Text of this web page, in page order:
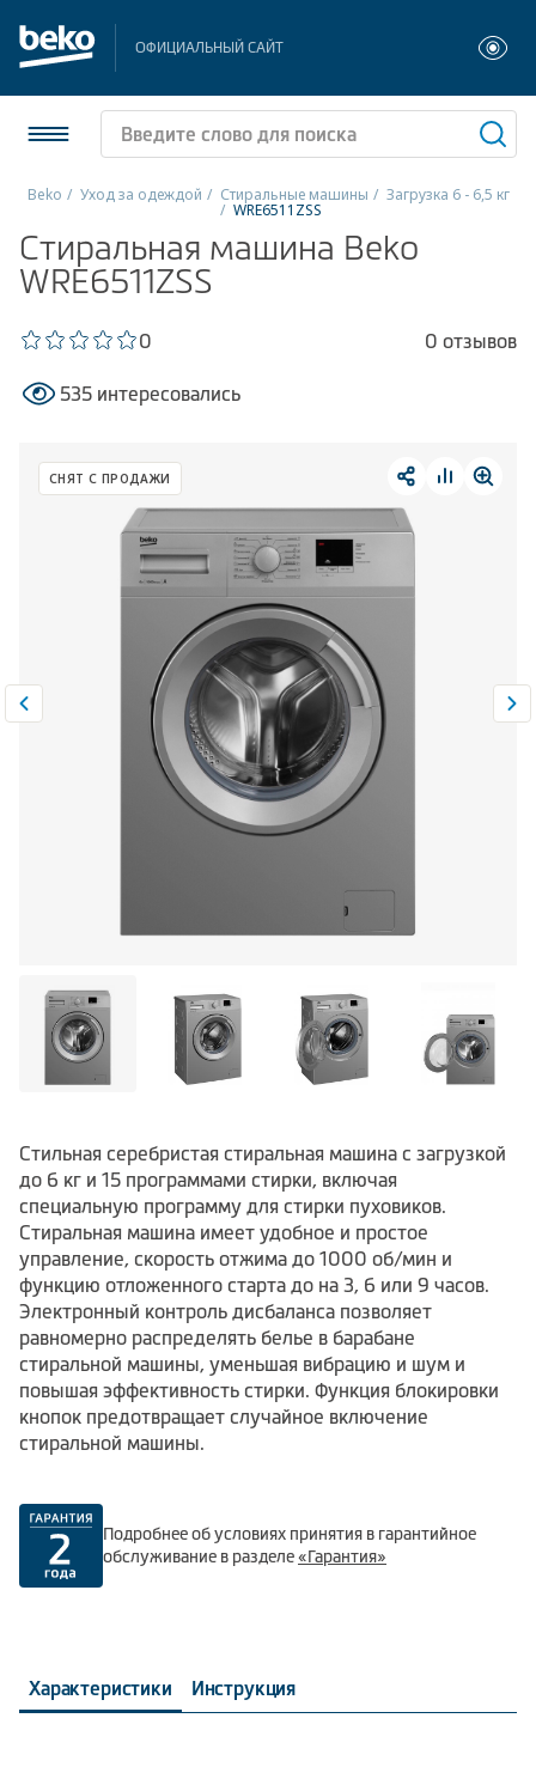
ОФИЦИАЛЬНЫЙ САЙТ
Холодильники и морозильники
Стиральные и сушильные машины
Посудомоечные машины
Плиты
Малая бытовая техника
Климатическая техника
Beko Уход за одеждой Стиральные машины Загрузка 6 - 6,5 кг
WRE6511ZSS
Стиральная машина Beko
WRE6511ZSS
0 0 отзывов
535 интересовались
СНЯТ С ПРОДАЖИ
Стильная серебристая стиральная машина с загрузкой
до 6 кг и 15 программами стирки, включая
специальную программу для стирки пуховиков.
Стиральная машина имеет удобное и простое
управление, скорость отжима до 1000 об/мин и
функцию отложенного старта до на 3, 6 или 9 часов.
Электронный контроль дисбаланса позволяет
равномерно распределять белье в барабане
стиральной машины, уменьшая вибрацию и шум и
повышая эффективность стирки. Функция блокировки
кнопок предотвращает случайное включение
стиральной машины.
Подробнее об условиях принятия в гарантийное
обслуживание в разделе«Гарантия»
Характеристики Инструкция